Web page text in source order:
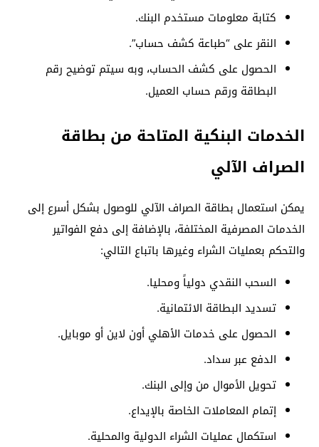
كتابة معلومات مستخدم البنك.
النقر على “طباعة كشف حساب”.
الحصول على كشف الحساب، وبه سيتم توضيح رقم
البطاقة ورقم حساب العميل.
الخدمات البنكية المتاحة من بطاقة
الصراف الآلي
يمكن استعمال بطاقة الصراف الآلي للوصول بشكل أسرع إلى
الخدمات المصرفية المختلفة، بالإضافة إلى دفع الفواتير
والتحكم بعمليات الشراء وغيرها باتباع التالي:
السحب النقدي دولياً ومحليا.
تسديد البطاقة الائتمانية.
الحصول على خدمات الأهلي أون لاين أو موبايل.
الدفع عبر سداد.
تحويل الأموال من وإلى البنك.
إتمام المعاملات الخاصة بالإيداع.
استكمال عمليات الشراء الدولية والمحلية.